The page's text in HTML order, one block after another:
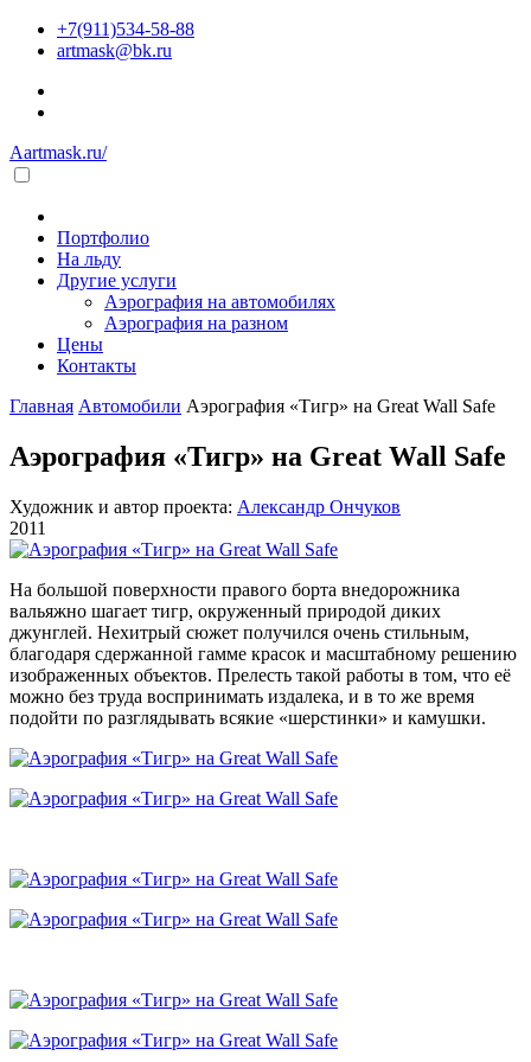
+7(911)534-58-88
artmask@bk.ru
Aartmask.ru/
Портфолио
На льду
Другие услуги
Аэрография на автомобилях
Аэрография на разном
Цены
Контакты
Главная Автомобили Аэрография «Тигр» на Great Wall Safe
Аэрография «Тигр» на Great Wall Safe
Художник и автор проекта: Александр Ончуков
2011
На большой поверхности правого борта внедорожника
вальяжно шагает тигр, окруженный природой диких
джунглей. Нехитрый сюжет получился очень стильным,
благодаря сдержанной гамме красок и масштабному решению
изображенных объектов. Прелесть такой работы в том, что её
можно без труда воспринимать издалека, и в то же время
подойти по разглядывать всякие «шерстинки» и камушки.